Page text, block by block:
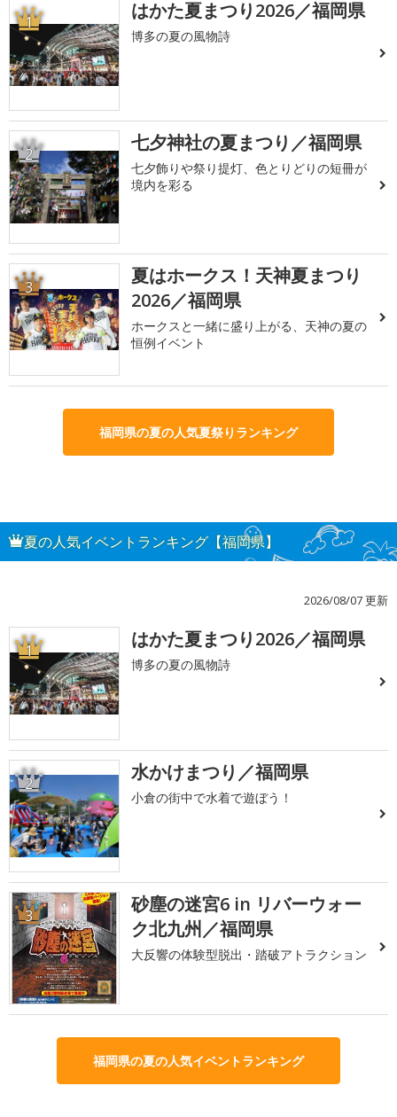
1 はかた夏まつり2026／福岡県
博多の夏の風物詩
2 七夕神社の夏まつり／福岡県
七夕飾りや祭り提灯、色とりどりの短冊が
境内を彩る
3
夏はホークス！天神夏まつり
2026／福岡県
ホークスと一緒に盛り上がる、天神の夏の
恒例イベント
福岡県の夏の人気夏祭りランキング
夏の人気イベントランキング【福岡県】
2026/08/07 更新
1 はかた夏まつり2026／福岡県
博多の夏の風物詩
2 水かけまつり／福岡県
小倉の街中で水着で遊ぼう！
3
砂塵の迷宮6 in リバーウォー
ク北九州／福岡県
大反響の体験型脱出・踏破アトラクション
福岡県の夏の人気イベントランキング